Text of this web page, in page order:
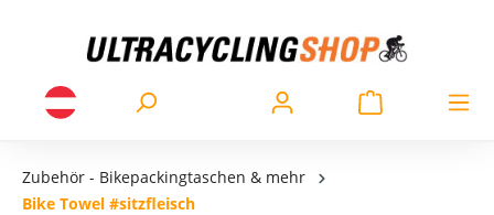
Zubehör - Bikepackingtaschen & mehr
Bike Towel #sitzfleisch